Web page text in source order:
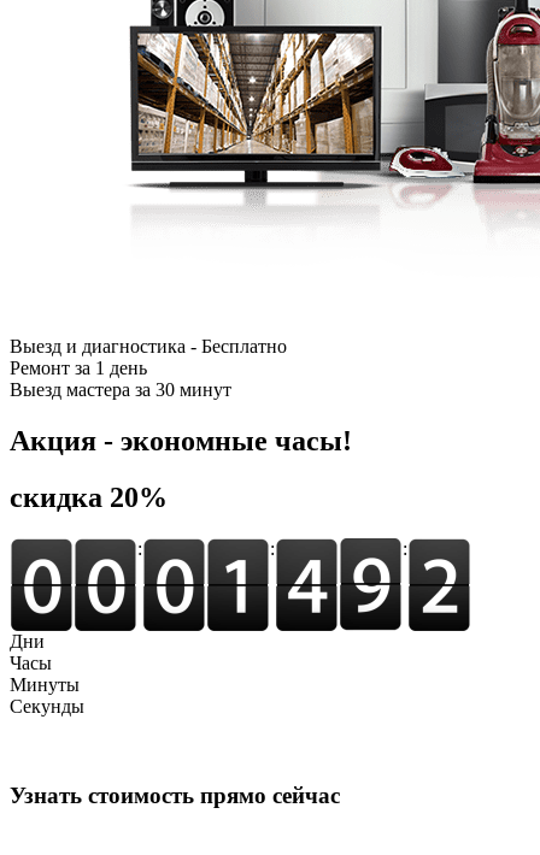
Выезд и диагностика - Бесплатно
Ремонт за 1 день
Выезд мастера за 30 минут
Акция - экономные часы!
cкидка 20%
: : :
Дни
Часы
Минуты
Секунды
Узнать стоимость прямо сейчас